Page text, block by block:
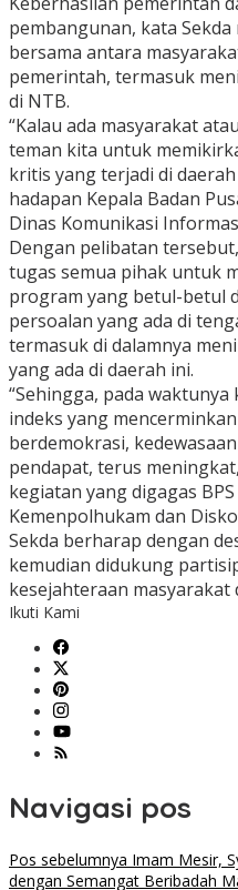
pembangunan, kata
bersama antara
pemerintah, termasuk
di NTB.
“Kalau ada masyarakat
teman kita untuk
kritis yang terjadi di
hadapan Kepala Badan
Dinas Komunikasi
Dengan pelibatan
tugas semua pihak untuk
program yang betul-betul
persoalan yang ada di
termasuk di dalamnya
yang ada di daerah ini.
“Sehingga, pada
indeks yang
berdemokrasi,
pendapat, terus
kegiatan yang digagas
Kemenpolhukam dan
Sekda berharap dengan
kemudian didukung
kesejahteraan masyarakat
Ikuti Kami
Navigasi pos
Pos sebelumnya Imam Mesir,
dengan Semangat Beribadah